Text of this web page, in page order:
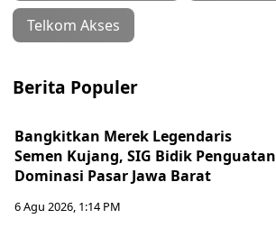
Telkom Akses
Berita Populer
Bangkitkan Merek Legendaris
Semen Kujang, SIG Bidik Penguatan
Dominasi Pasar Jawa Barat
6 Agu 2026, 1:14 PM